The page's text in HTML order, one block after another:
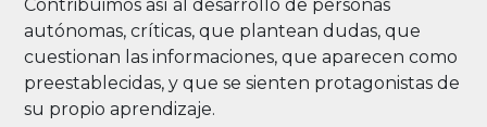
Contribuimos así al desarrollo de personas
autónomas, críticas, que plantean dudas, que
cuestionan las informaciones, que aparecen como
preestablecidas, y que se sienten protagonistas de
su propio aprendizaje.